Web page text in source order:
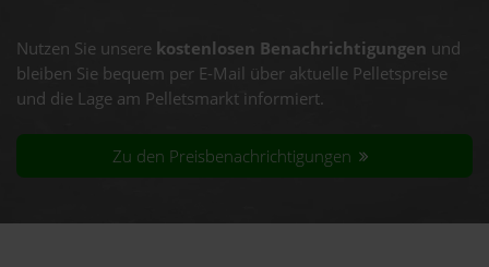
Nutzen Sie unsere kostenlosen Benachrichtigungen und
bleiben Sie bequem per E-Mail über aktuelle Pelletspreise
und die Lage am Pelletsmarkt informiert.
Zu den Preisbenachrichtigungen